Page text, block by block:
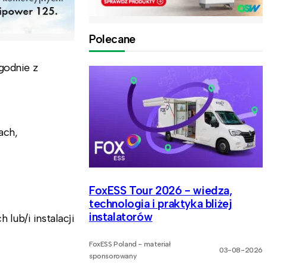
z
lub/i instalacji
Polecane
FoxESS Tour 2026 - wiedza,
technologia i praktyka bliżej
instalatorów
FoxESS Poland - materiał
sponsorowany
03-08-2026